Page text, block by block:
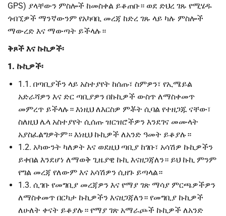
GPS) ያላቸውን ምስሎች ከመስቀል ይቆጠቡ። ወደ ድህረ ገጹ የሚሄዱ
ጎብኚዎች ማንኛውንም የአካባቢ መረጃ ከድረ ገጹ ላይ ካሉ ምስሎች
ማውረድ እና ማውጣት ይችላሉ።
ቅጾች እና ኩኪዎች፡
1. ኩኪዎች፡
1.1. በጣቢያችን ላይ አስተያየት ከሰጡ፣ ስምዎን፣ የኢሜይል
አድራሻዎን እና ድር ጣቢያዎን በኩኪዎች ውስጥ ለማስቀመጥ
መምረጥ ይችላሉ። እነዚህ ለእርስዎ ምቾት ሲባል የተዘጋጁ ናቸው፣
ስለዚህ ሌላ አስተያየት ሲሰጡ ዝርዝሮችዎን እንደገና መሙላት
አያስፈልግዎትም። እነዚህ ኩኪዎች ለአንድ ዓመት ይቆያሉ።
1.2. አካውንት ካለዎት እና ወደዚህ ጣቢያ ከገቡ፣ አሳሽዎ ኩኪዎችን
ይቀበል እንደሆነ ለማወቅ ጊዜያዊ ኩኪ እናዘጋጃለን። ይህ ኩኪ ምንም
የግል መረጃ የለውም እና አሳሽዎን ሲዘጉ ይጣላል።
1.3. ሲገቡ የመግቢያ መረጃዎን እና የማያ ገጽ ማሳያ ምርጫዎችዎን
ለማስቀመጥ በርካታ ኩኪዎችን እናዘጋጃለን። የመግቢያ ኩኪዎች
ለሁለት ቀናት ይቆያሉ። የማያ ገጽ አማራጮች ኩኪዎች ለአንድ